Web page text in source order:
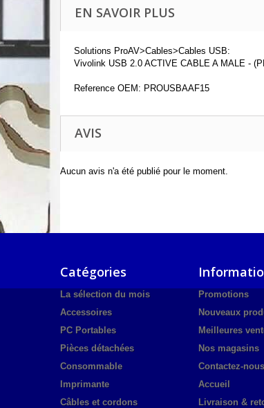
EN SAVOIR PLUS
Solutions ProAV>Cables>Cables USB:
Vivolink USB 2.0 ACTIVE CABLE A MALE -
Reference OEM: PROUSBAAF15
AVIS
Aucun avis n'a été publié pour le moment.
Catégories
La sélection du mois
Accessoires
PC Portables
Pièces détachées
Consommable
Imprimante
Câbles et cordons
Promotions
Nouveaux
Meilleures
Nos magasins
Contactez-nous
Accueil
Livraison &